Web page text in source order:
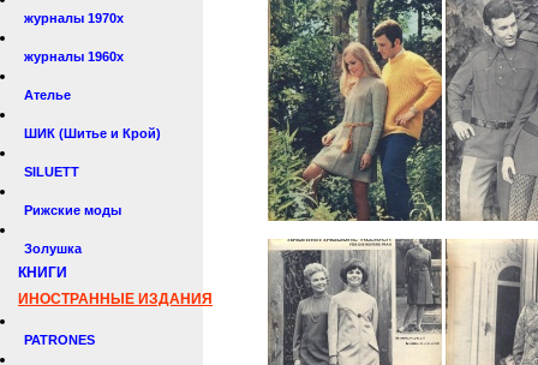
журналы 1970х
журналы 1960х
Ателье
ШИК (Шитье и Крой)
SILUETT
Рижские моды
Золушка
КНИГИ
ИНОСТРАННЫЕ ИЗДАНИЯ
PATRONES